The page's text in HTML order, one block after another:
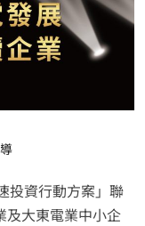
投資行動方案」聯
及大東電業中小企